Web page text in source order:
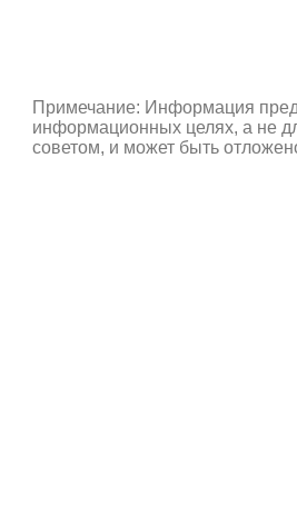
Примечание: Информация
информационных целях, а не
советом, и может быть